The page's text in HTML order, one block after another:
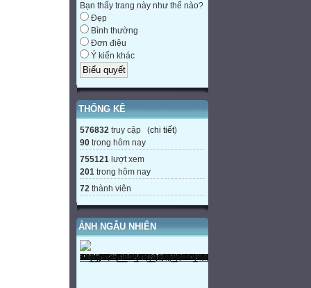
Bạn thấy trang này như thế nào?
Đẹp
Bình thường
Đơn điệu
Ý kiến khác
THỐNG KÊ
576832 truy cập (chi tiết)
90 trong hôm nay
755121 lượt xem
201 trong hôm nay
72 thành viên
ẢNH NGẪU NHIÊN